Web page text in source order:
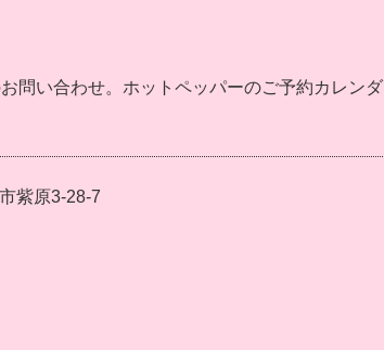
問い合わせ。ホットペッパーのご予約カレンダ
紫原3-28-7